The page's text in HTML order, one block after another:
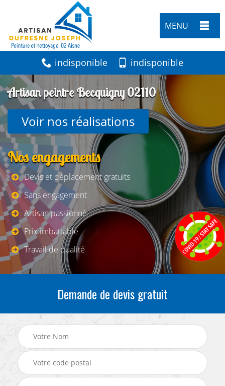
MENU
indisponible indisponible
Artisan peintre Becquigny 02110
Voir nos réalisations
Nos engagements
Devis et déplacement gratuits
Sans engagement
Artisan passionné
Prix imbattable
Travail de qualité
Demande de devis gratuit